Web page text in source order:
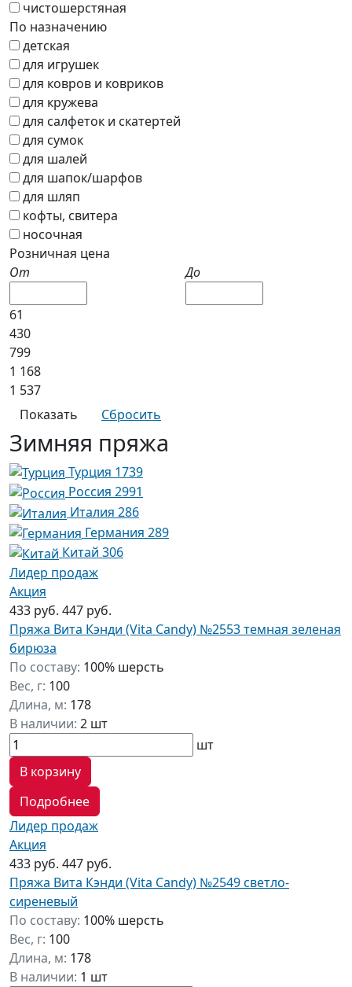
чистошерстяная
По назначению
детская
для игрушек
для ковров и ковриков
для кружева
для салфеток и скатертей
для сумок
для шалей
для шапок/шарфов
для шляп
кофты, свитера
носочная
Розничная цена
От
До
61
430
799
1 168
1 537
Зимняя пряжа
Турция 1739
Россия 2991
Италия 286
Германия 289
Китай 306
Лидер продаж
Акция
433 руб. 447 руб.
Пряжа Вита Кэнди (Vita Candy) №2553 темная зеленая
бирюза
По составу: 100% шерсть
Вес, г: 100
Длина, м: 178
В наличии: 2 шт
шт
В корзину
Подробнее
Лидер продаж
Акция
433 руб. 447 руб.
Пряжа Вита Кэнди (Vita Candy) №2549 светло-
сиреневый
По составу: 100% шерсть
Вес, г: 100
Длина, м: 178
В наличии: 1 шт